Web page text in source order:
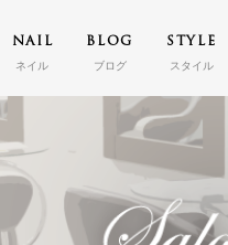
NAIL
ネイル
BLOG
ブログ
STYLE
スタイル